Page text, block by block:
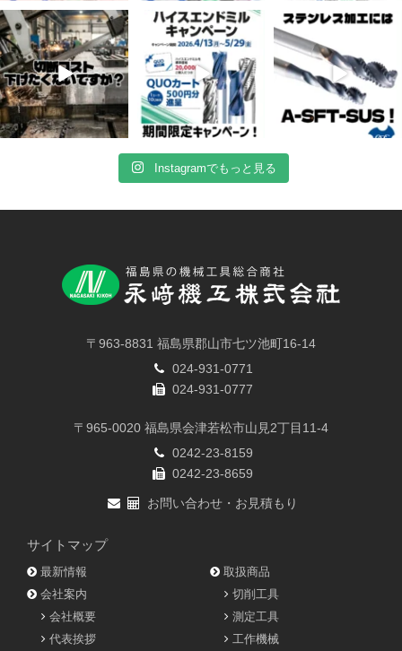
4月 20
10 0
4月 16
10 0
4月 13
Instagramでもっと見る
〒963-8831 福島県郡山市七ツ池町16-14
024-931-0771
024-931-0777
〒965-0020 福島県会津若松市山見2丁目11-4
0242-23-8159
0242-23-8659
お問い合わせ・お見積もり
サイトマップ
最新情報
会社案内
会社概要
代表挨拶
取扱商品
切削工具
測定工具
工作機械